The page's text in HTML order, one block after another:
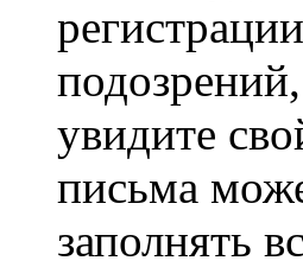
увидите
письма
заполнять